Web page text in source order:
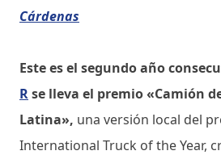
Cárdenas
Este es el segundo año
Rse lleva el premio «Camión
Latina», una versión local del
International Truck of the Year,